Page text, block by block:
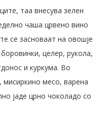
таа внесува зелен
чаша црвено вино
се засноваат на овошје
целер, рукола,
и куркума. Во
месо, варена
јаде црно чоколадо со